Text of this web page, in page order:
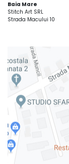
Baia Mare
Stitch Art SRL
Strada Macului 10